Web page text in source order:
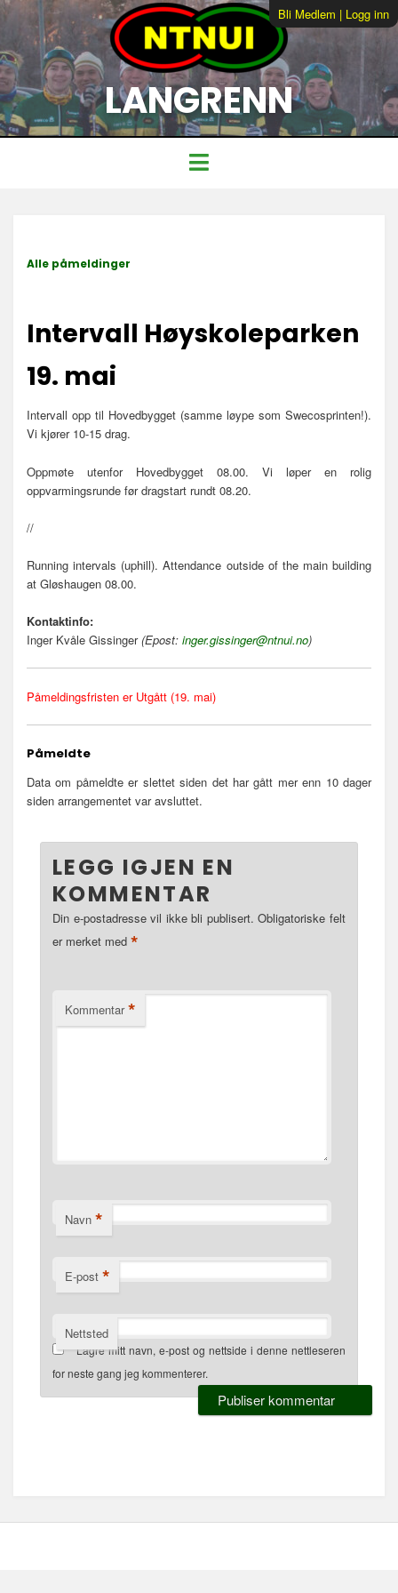
LANGRENN
Bli Medlem | Logg inn
Alle påmeldinger
Intervall Høyskoleparken
19. mai
Intervall opp til Hovedbygget (samme løype som Swecosprinten!).
Vi kjører 10-15 drag.
Oppmøte utenfor Hovedbygget 08.00. Vi løper en rolig
oppvarmingsrunde før dragstart rundt 08.20.
//
Running intervals (uphill). Attendance outside of the main building
at Gløshaugen 08.00.
Kontaktinfo:
Inger Kvåle Gissinger(Epost: inger.gissinger@ntnui.no)
Påmeldingsfristen er Utgått (19. mai)
Påmeldte
Data om påmeldte er slettet siden det har gått mer enn 10 dager
siden arrangementet var avsluttet.
LEGG IGJEN EN
KOMMENTAR
Din e-postadresse vil ikke bli publisert. Obligatoriske felt
er merket med *
Kommentar *
Navn *
E-post *
Nettsted
Lagre mitt navn, e-post og nettside i denne nettleseren
for neste gang jeg kommenterer.
Alternative: